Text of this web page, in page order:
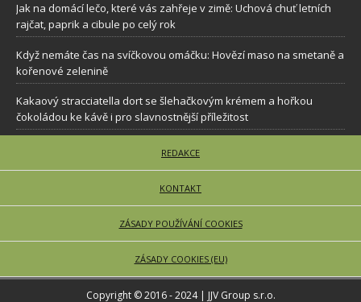
Jak na domácí lečo, které vás zahřeje v zimě: Uchová chuť letních
rajčat, paprik a cibule po celý rok
Když nemáte čas na svíčkovou omáčku: Hovězí maso na smetaně a
kořenové zelenině
Kakaový stracciatella dort se šlehačkovým krémem a hořkou
čokoládou ke kávě i pro slavnostnější příležitost
REDAKCE
KONTAKT
ZÁSADY POUŽÍVÁNÍ COOKIES
ZÁSADY COOKIES (EU)
Copyright © 2016 - 2024 | JJV Group s.r.o.